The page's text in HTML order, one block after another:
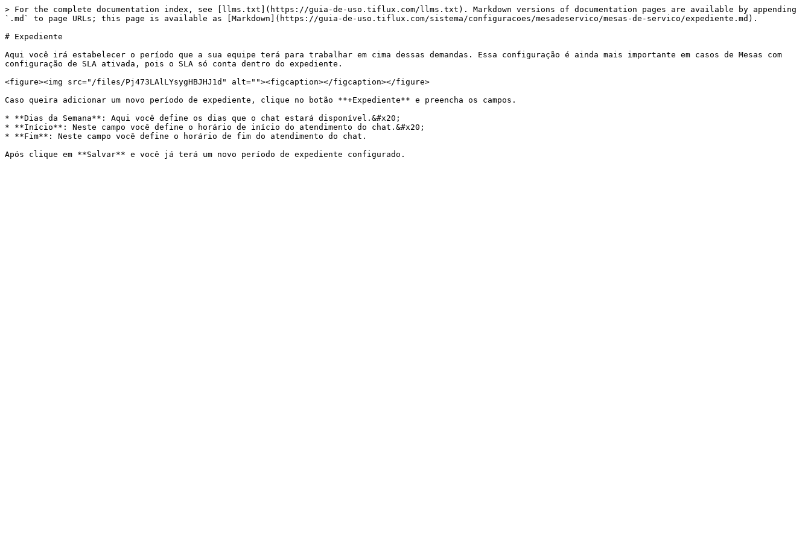
> For the complete documentation index, see [llms.txt](https://guia-de-uso.tiflux.com/llms.txt). Markdown versions of documentation pages are available by appending
`.md` to page URLs; this page is available as [Markdown](https://guia-de-uso.tiflux.com/sistema/configuracoes/mesadeservico/mesas-de-servico/expediente.md).
# Expediente
Aqui você irá estabelecer o período que a sua equipe terá para trabalhar em cima dessas demandas. Essa configuração é ainda mais importante em casos de Mesas com
configuração de SLA ativada, pois o SLA só conta dentro do expediente.
<figure><img src="/files/Pj473LAlLYsygHBJHJ1d" alt=""><figcaption></figcaption></figure>
Caso queira adicionar um novo período de expediente, clique no botão **+Expediente** e preencha os campos.
* **Dias da Semana**: Aqui você define os dias que o chat estará disponível.&#x20;
* **Início**: Neste campo você define o horário de início do atendimento do chat.&#x20;
* **Fim**: Neste campo você define o horário de fim do atendimento do chat.